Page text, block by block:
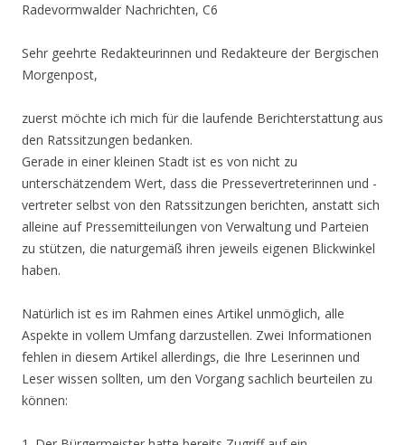
Radevormwalder Nachrichten, C6
Sehr geehrte Redakteurinnen und Redakteure der Bergischen
Morgenpost,
zuerst möchte ich mich für die laufende Berichterstattung aus
den Ratssitzungen bedanken.
Gerade in einer kleinen Stadt ist es von nicht zu
unterschätzendem Wert, dass die Pressevertreterinnen und -
vertreter selbst von den Ratssitzungen berichten, anstatt sich
alleine auf Pressemitteilungen von Verwaltung und Parteien
zu stützen, die naturgemäß ihren jeweils eigenen Blickwinkel
haben.
Natürlich ist es im Rahmen eines Artikel unmöglich, alle
Aspekte in vollem Umfang darzustellen. Zwei Informationen
fehlen in diesem Artikel allerdings, die Ihre Leserinnen und
Leser wissen sollten, um den Vorgang sachlich beurteilen zu
können: